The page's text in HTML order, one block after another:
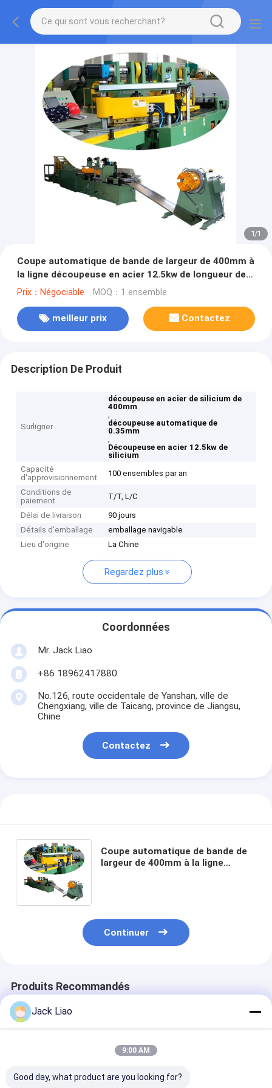
1/1
Coupe automatique de bande de largeur de 400mm à
la ligne découpeuse en acier 12.5kw de longueur de
silicium
Prix：Négociable MOQ：1 ensemble
meilleur prix Contactez
Description De Produit
Surligner
découpeuse en acier de silicium de
400mm
,
découpeuse automatique de
0.35mm
,
Découpeuse en acier 12.5kw de
silicium
Capacité
d'approvisionnement
100 ensembles par an
Conditions de
paiement
T/T, L/C
Délai de livraison
90 jours
Détails d'emballage
emballage navigable
Lieu d'origine
La Chine
Regardez plus
Coordonnées
Mr. Jack Liao
+86 18962417880
No.126, route occidentale de Yanshan, ville de
Chengxiang, ville de Taicang, province de Jiangsu,
Chine
Contactez
Coupe automatique de bande de
largeur de 400mm à la ligne
Continuer
Produits Recommandés
Jack Liao
9:00 AM
Good day, what product are you looking for?